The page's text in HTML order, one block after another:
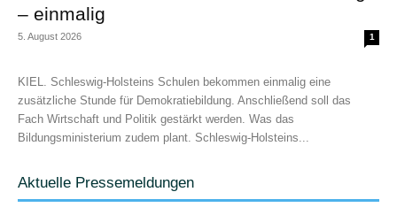
– einmalig
5. August 2026 1
KIEL. Schleswig-Holsteins Schulen bekommen einmalig eine
zusätzliche Stunde für Demokratiebildung. Anschließend soll das
Fach Wirtschaft und Politik gestärkt werden. Was das
Bildungsministerium zudem plant. Schleswig-Holsteins...
Aktuelle Pressemeldungen